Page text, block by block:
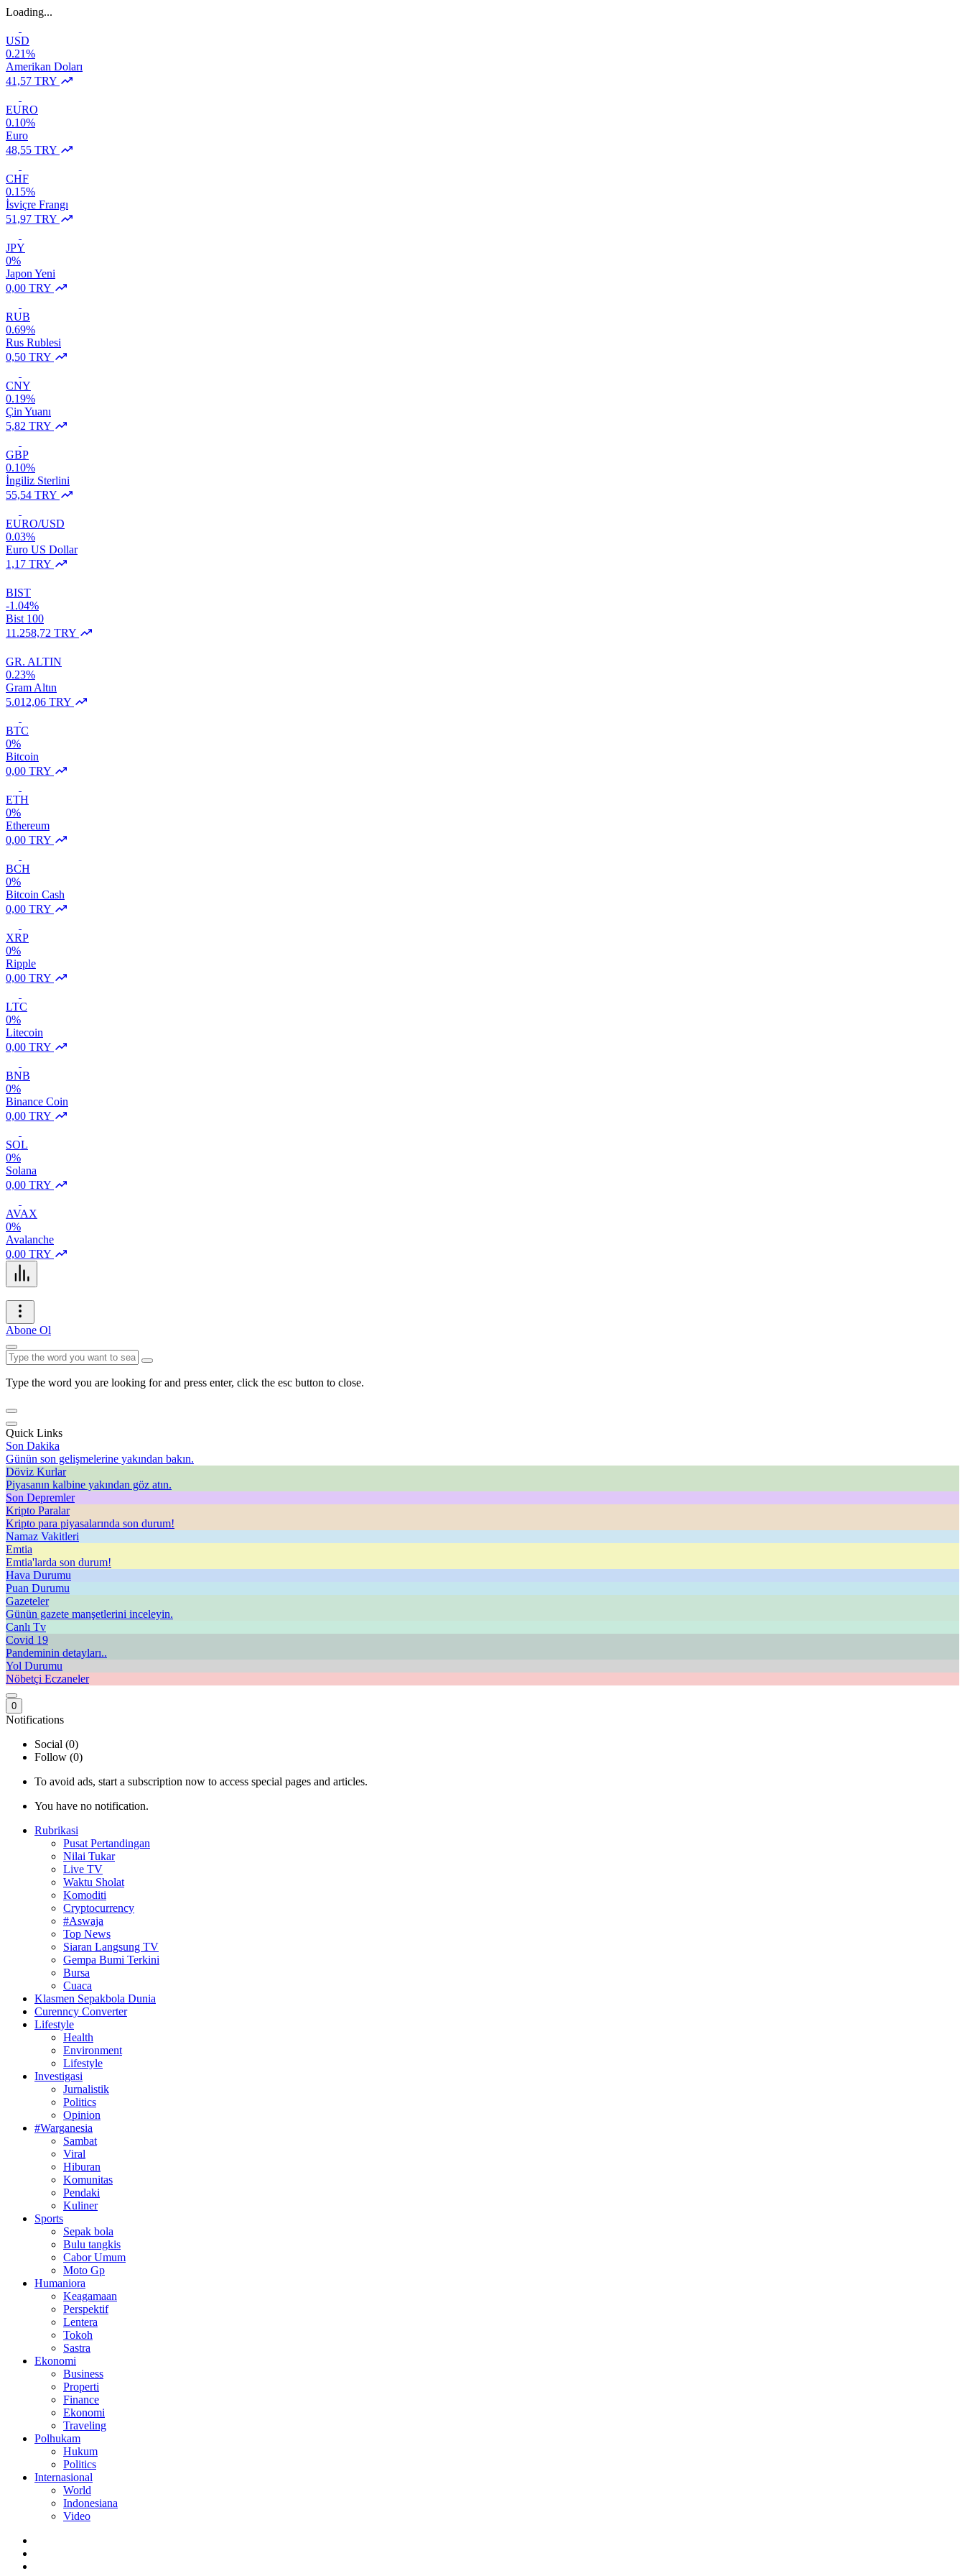
Loading...
USD
0.21%
Amerikan Doları
41,57 TRY
EURO
0.10%
Euro
48,55 TRY
CHF
0.15%
İsviçre Frangı
51,97 TRY
JPY
0%
Japon Yeni
0,00 TRY
RUB
0.69%
Rus Rublesi
0,50 TRY
CNY
0.19%
Çin Yuanı
5,82 TRY
GBP
0.10%
İngiliz Sterlini
55,54 TRY
EURO/USD
0.03%
Euro US Dollar
1,17 TRY
BIST
-1.04%
Bist 100
11.258,72 TRY
GR. ALTIN
0.23%
Gram Altın
5.012,06 TRY
BTC
0%
Bitcoin
0,00 TRY
ETH
0%
Ethereum
0,00 TRY
BCH
0%
Bitcoin Cash
0,00 TRY
XRP
0%
Ripple
0,00 TRY
LTC
0%
Litecoin
0,00 TRY
BNB
0%
Binance Coin
0,00 TRY
SOL
0%
Solana
0,00 TRY
AVAX
0%
Avalanche
0,00 TRY
Abone Ol
Type the word you are looking for and press enter, click the esc button to close.
Quick Links
Son Dakika
Günün son gelişmelerine yakından bakın.
Döviz Kurlar
Piyasanın kalbine yakından göz atın.
Son Depremler
Kripto Paralar
Kripto para piyasalarında son durum!
Namaz Vakitleri
Emtia
Emtia'larda son durum!
Hava Durumu
Puan Durumu
Gazeteler
Günün gazete manşetlerini inceleyin.
Canlı Tv
Covid 19
Pandeminin detayları..
Yol Durumu
Nöbetçi Eczaneler
0
Notifications
Social (0)
Follow (0)
To avoid ads, start a subscription now to access special pages and articles.
You have no notification.
Rubrikasi
Pusat Pertandingan
Nilai Tukar
Live TV
Waktu Sholat
Komoditi
Cryptocurrency
#Aswaja
Top News
Siaran Langsung TV
Gempa Bumi Terkini
Bursa
Cuaca
Klasmen Sepakbola Dunia
Curenncy Converter
Lifestyle
Health
Environment
Lifestyle
Investigasi
Jurnalistik
Politics
Opinion
#Warganesia
Sambat
Viral
Hiburan
Komunitas
Pendaki
Kuliner
Sports
Sepak bola
Bulu tangkis
Cabor Umum
Moto Gp
Humaniora
Keagamaan
Perspektif
Lentera
Tokoh
Sastra
Ekonomi
Business
Properti
Finance
Ekonomi
Traveling
Polhukam
Hukum
Politics
Internasional
World
Indonesiana
Video